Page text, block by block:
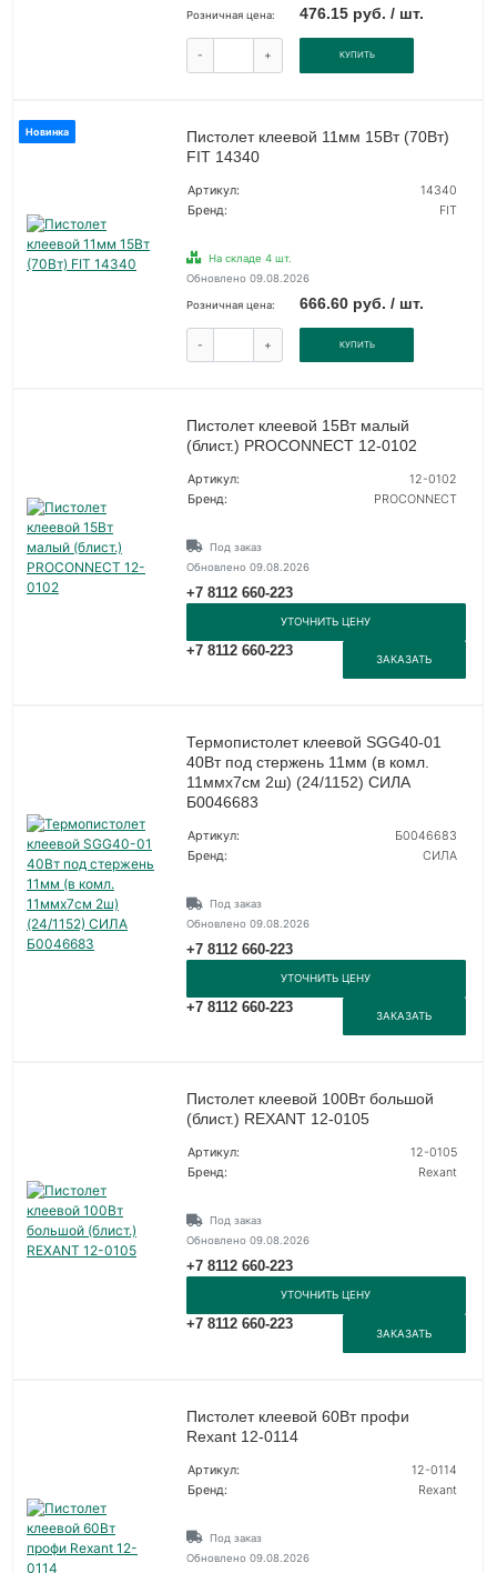
Розничная цена: 476.15 руб. / шт.
- + КУПИТЬ
Новинка
Пистолет клеевой 11мм 15Вт (70Вт)
FIT 14340
Артикул:
14340
Бренд:
FIT
На складе 4 шт.
Обновлено 09.08.2026
Розничная цена: 666.60 руб. / шт.
- + КУПИТЬ
Пистолет клеевой 15Вт малый
(блист.) PROCONNECT 12-0102
Артикул:
12-0102
Бренд:
PROCONNECT
Под заказ
Обновлено 09.08.2026
+7 8112 660-223
УТОЧНИТЬ ЦЕНУ
+7 8112 660-223
ЗАКАЗАТЬ
Термопистолет клеевой SGG40-01
40Вт под стержень 11мм (в комл.
11ммх7cм 2ш) (24/1152) СИЛА
Б0046683
Артикул:
Б0046683
Бренд:
СИЛА
Под заказ
Обновлено 09.08.2026
+7 8112 660-223
УТОЧНИТЬ ЦЕНУ
+7 8112 660-223
ЗАКАЗАТЬ
Пистолет клеевой 100Вт большой
(блист.) REXANT 12-0105
Артикул:
12-0105
Бренд:
Rexant
Под заказ
Обновлено 09.08.2026
+7 8112 660-223
УТОЧНИТЬ ЦЕНУ
+7 8112 660-223
ЗАКАЗАТЬ
Пистолет клеевой 60Вт профи
Rexant 12-0114
Артикул:
12-0114
Бренд:
Rexant
Под заказ
Обновлено 09.08.2026